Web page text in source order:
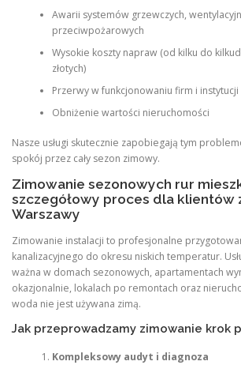
Awarii systemów grzewczych,
przeciwpożarowych
Wysokie koszty napraw (od kilku do
złotych)
Przerwy w funkcjonowaniu firm i instytucji
Obniżenie wartości nieruchomości
Nasze usługi skutecznie zapobiegają tym
spokój przez cały sezon zimowy.
Zimowanie sezonowych rur
szczegółowy proces dla klientów
Warszawy
Zimowanie instalacji to profesjonalne
kanalizacyjnego do okresu niskich temperatur.
ważna w domach sezonowych, apartamentach
okazjonalnie, lokalach po remontach oraz
woda nie jest używana zimą.
Jak przeprowadzamy zimowanie krok
Kompleksowy audyt i diagnoza